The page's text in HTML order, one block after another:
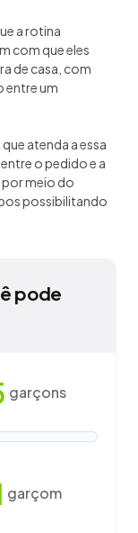
a rotina
com que eles
de casa, com
entre um
atenda a essa
o pedido e a
meio do
possibilitando
pode
garçons
garçom